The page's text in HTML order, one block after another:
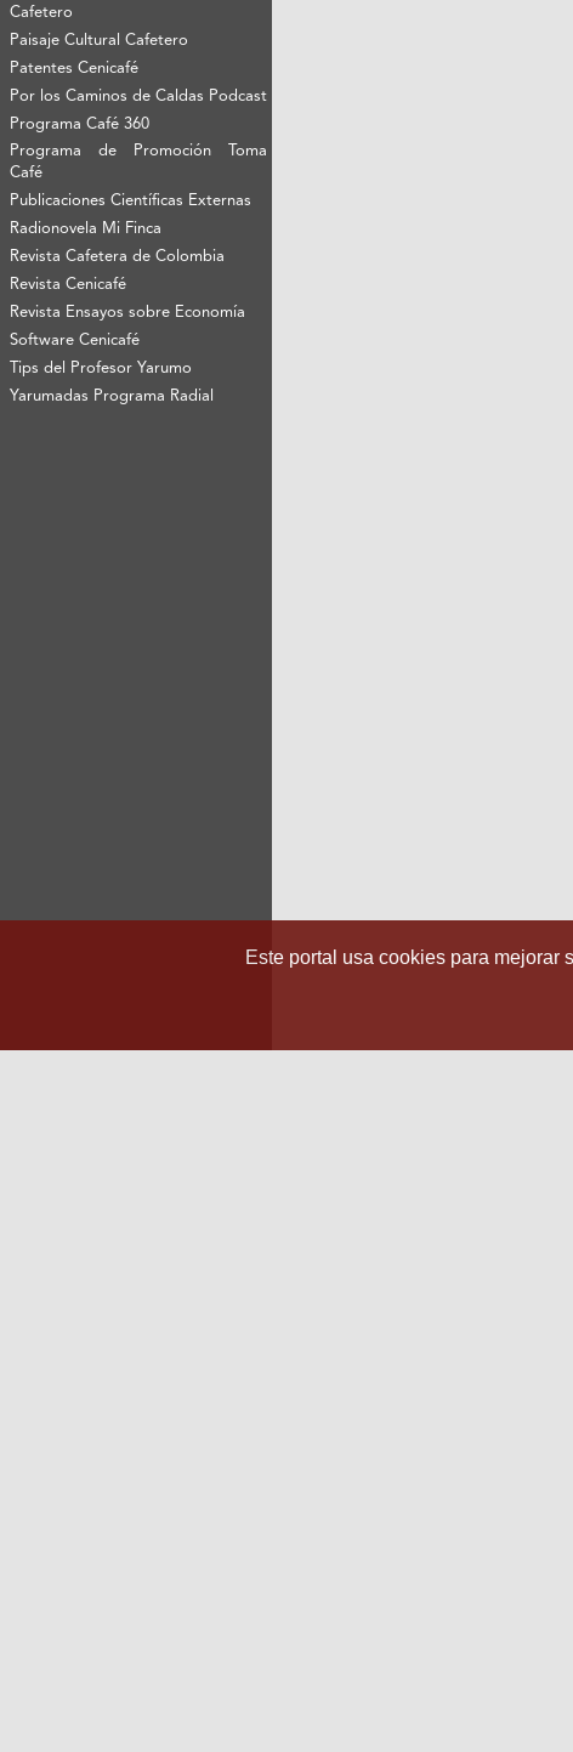
Cafetero
Paisaje Cultural Cafetero
Patentes Cenicafé
Por los Caminos de Caldas Podcast
Programa Café 360
Programa de Promoción Toma
Café
Publicaciones Científicas Externas
Radionovela Mi Finca
Revista Cafetera de Colombia
Revista Cenicafé
Revista Ensayos sobre Economía
Software Cenicafé
Tips del Profesor Yarumo
Yarumadas Programa Radial
Este portal usa cookies para mejorar